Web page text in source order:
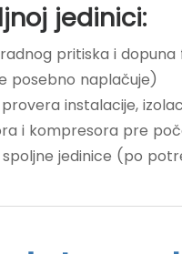
jedinici:
pritiska i dopuna
posebno naplačuje)
instalacije,
i kompresora pre
spoljne jedinice (po